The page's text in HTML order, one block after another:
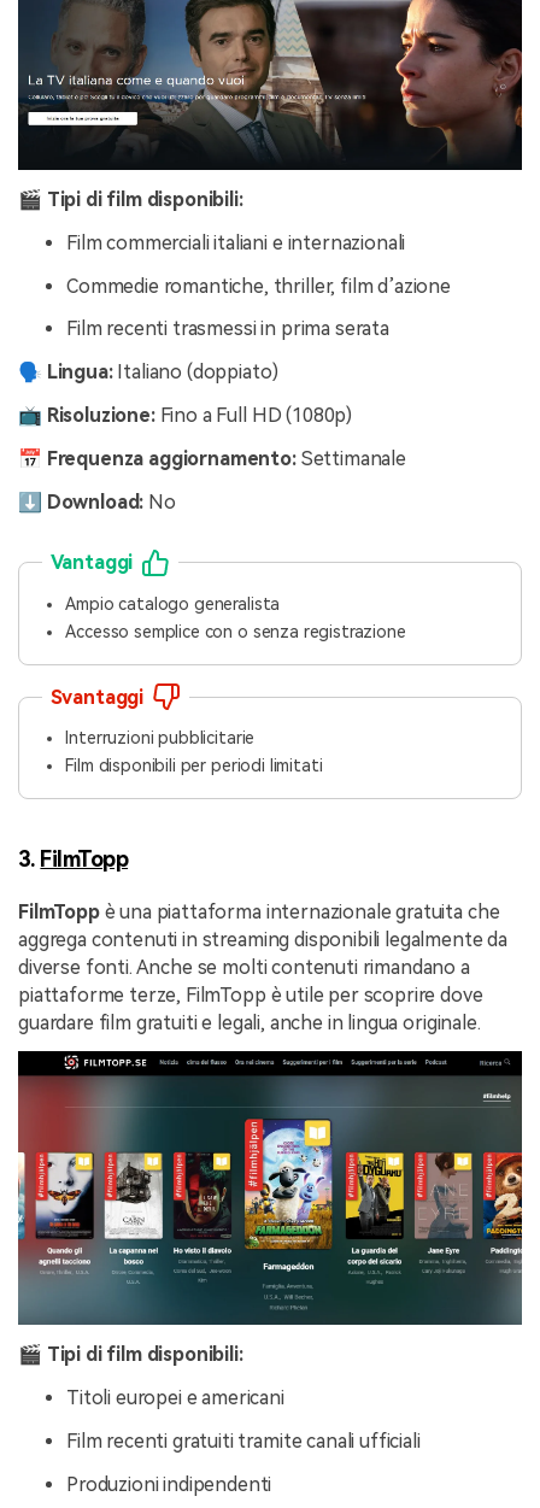
🎬 Tipi di film disponibili:
Film commerciali italiani e internazionali
Commedie romantiche, thriller, film d’azione
Film recenti trasmessi in prima serata
🗣️ Lingua:Italiano (doppiato)
📺 Risoluzione:Fino a Full HD (1080p)
📅 Frequenza aggiornamento:Settimanale
⬇️ Download: No
Vantaggi
Ampio catalogo generalista
Accesso semplice con o senza registrazione
Svantaggi
Interruzioni pubblicitarie
Film disponibili per periodi limitati
3. FilmTopp
FilmToppè una piattaforma internazionale gratuita che
aggrega contenuti in streaming disponibili legalmente da
diverse fonti. Anche se molti contenuti rimandano a
piattaforme terze, FilmTopp è utile per scoprire dove
guardare film gratuiti e legali, anche in lingua originale.
🎬 Tipi di film disponibili:
Titoli europei e americani
Film recenti gratuiti tramite canali ufficiali
Produzioni indipendenti